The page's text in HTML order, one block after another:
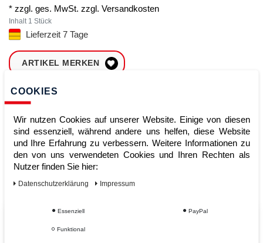
* zzgl. ges. MwSt. zzgl. Versandkosten
Inhalt 1 Stück
Lieferzeit 7 Tage
ARTIKEL MERKEN
ZUM WARENKORB
Sofort lieferbar
Kauf auf Rechnung
COOKIES
Wir nutzen Cookies auf unserer Website. Einige von diesen
sind essenziell, während andere uns helfen, diese Website
und Ihre Erfahrung zu verbessern. Weitere Informationen zu
den von uns verwendeten Cookies und Ihren Rechten als
Nutzer finden Sie hier:
Daten­schutz­erklärung Impressum
Essenziell PayPal
Funktional